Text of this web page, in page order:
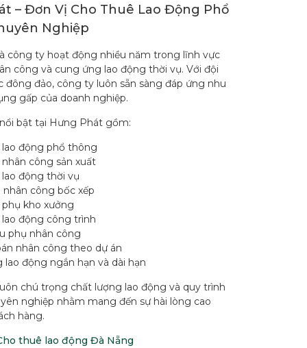
– Đơn Vị Cho Thuê Lao Động Phổ
Nghiệp
công ty hoạt động nhiều năm trong lĩnh vực
công và cung ứng lao động thời vụ. Với đội
đông đảo, công ty luôn sẵn sàng đáp ứng nhu
gấp của doanh nghiệp.
bật tại Hưng Phát gồm:
động phổ thông
công sản xuất
động thời vụ
nhân công bốc xếp
kho xưởng
động công trình
phụ nhân công
nhân công theo dự án
lao động ngắn hạn và dài hạn
chú trọng chất lượng lao động và quy trình
nghiệp nhằm mang đến sự hài lòng cao
hàng.
thuê lao động Đà Nẵng